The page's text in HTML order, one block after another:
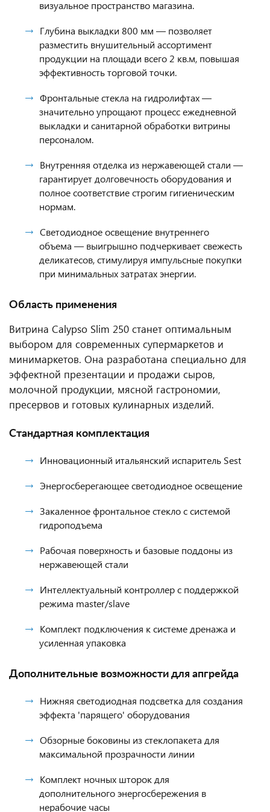
визуальное пространство магазина.
Глубина выкладки 800 мм — позволяет
разместить внушительный ассортимент
продукции на площади всего 2 кв.м, повышая
эффективность торговой точки.
Фронтальные стекла на гидролифтах —
значительно упрощают процесс ежедневной
выкладки и санитарной обработки витрины
персоналом.
Внутренняя отделка из нержавеющей стали —
гарантирует долговечность оборудования и
полное соответствие строгим гигиеническим
нормам.
Светодиодное освещение внутреннего
объема — выигрышно подчеркивает свежесть
деликатесов, стимулируя импульсные покупки
при минимальных затратах энергии.
Область применения
Витрина Calypso Slim 250 станет оптимальным
выбором для современных супермаркетов и
минимаркетов. Она разработана специально для
эффектной презентации и продажи сыров,
молочной продукции, мясной гастрономии,
пресервов и готовых кулинарных изделий.
Стандартная комплектация
Инновационный итальянский испаритель Sest
Энергосберегающее светодиодное освещение
Закаленное фронтальное стекло с системой
гидроподъема
Рабочая поверхность и базовые поддоны из
нержавеющей стали
Интеллектуальный контроллер с поддержкой
режима master/slave
Комплект подключения к системе дренажа и
усиленная упаковка
Дополнительные возможности для апгрейда
Нижняя светодиодная подсветка для создания
эффекта 'парящего' оборудования
Обзорные боковины из стеклопакета для
максимальной прозрачности линии
Комплект ночных шторок для
дополнительного энергосбережения в
нерабочие часы